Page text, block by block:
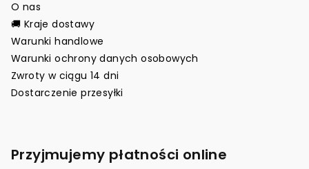
O nas
🚚 Kraje dostawy
Warunki handlowe
Warunki ochrony danych osobowych
Zwroty w ciągu 14 dni
Dostarczenie przesyłki
Przyjmujemy płatności online